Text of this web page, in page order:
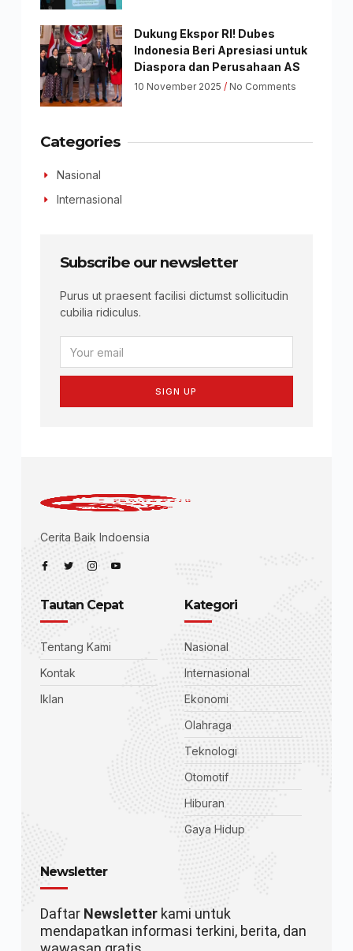
Dukung Ekspor RI! Dubes
Indonesia Beri Apresiasi untuk
Diaspora dan Perusahaan AS
10 November 2025 No Comments
Categories
Nasional
Internasional
Subscribe our newsletter
Purus ut praesent facilisi dictumst sollicitudin
cubilia ridiculus.
SIGN UP
Cerita Baik Indoensia
Tautan Cepat
Tentang Kami
Kontak
Iklan
Kategori
Nasional
Internasional
Ekonomi
Olahraga
Teknologi
Otomotif
Hiburan
Gaya Hidup
Newsletter
Daftar Newsletterkami untuk
mendapatkan informasi terkini, berita, dan